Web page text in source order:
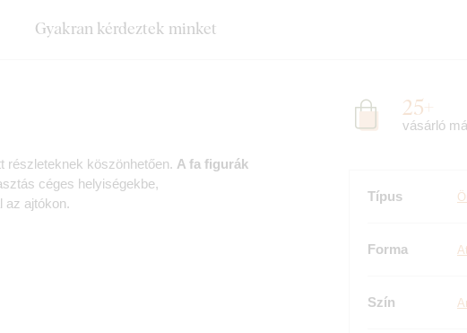
Gyakran kérdeztek minket
részleteknek köszönhetően. A fa figurák
céges helyiségekbe,
az ajtókon.
25+
vásárló
Típus
Forma
Szín